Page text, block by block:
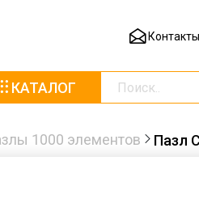
Контакты
КАТАЛОГ
1000 элементов Пазл